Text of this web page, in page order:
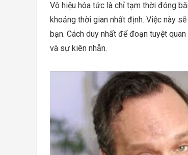
Vô hiệu hóa tức là chỉ tạm thời đóng
khoảng thời gian nhất định. Việc này
bạn. Cách duy nhất để đoạn tuyệt
và sự kiên nhẫn.